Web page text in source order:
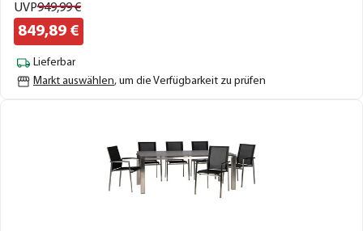
UVP949,99€
849,89 €
Lieferbar
Markt auswählen, um die Verfügbarkeit zu prüfen